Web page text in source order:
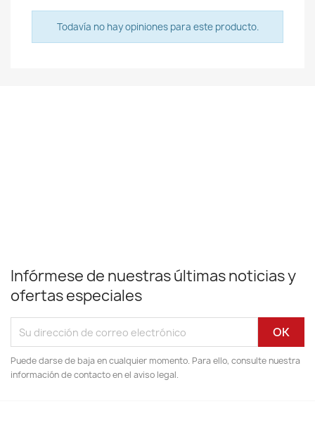
Todavía no hay opiniones para este producto.
Infórmese de nuestras últimas noticias y
ofertas especiales
Puede darse de baja en cualquier momento. Para ello, consulte nuestra
información de contacto en el aviso legal.